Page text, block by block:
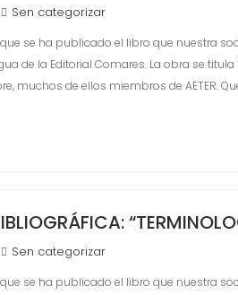
Sen categorizar
se ha publicado el libro que nuestra
de la Editorial Comares. La obra se
muchos de ellos miembros de AETER.
Sen categorizar
se ha publicado el libro que nuestra